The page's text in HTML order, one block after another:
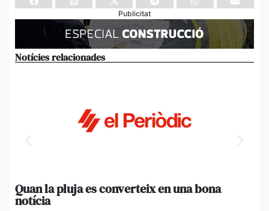
Publicitat
Notícies relacionades
Quan la pluja es converteix en una bona
notícia